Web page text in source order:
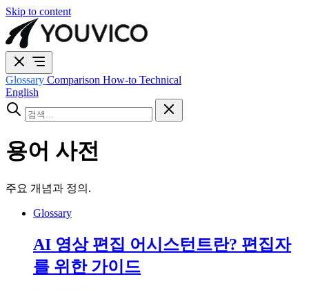
Skip to content
Glossary Comparison How-to Technical
English
용어 사전
주요 개념과 정의.
Glossary
AI 영상 편집 어시스턴트란? 편집자
를 위한 가이드